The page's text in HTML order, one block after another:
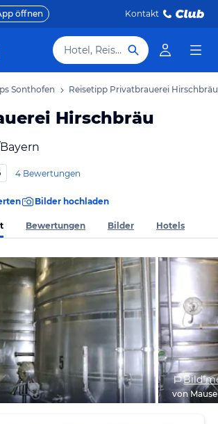
öffnen Kontakt
Hotel, Reiseziel
Sonthofen Reisetipp Privatbrauerei Hirschbräu
Hirschbräu
4 Bewertungen
Bilder hochladen
Bewertungen Bilder Hotels
Bild
von